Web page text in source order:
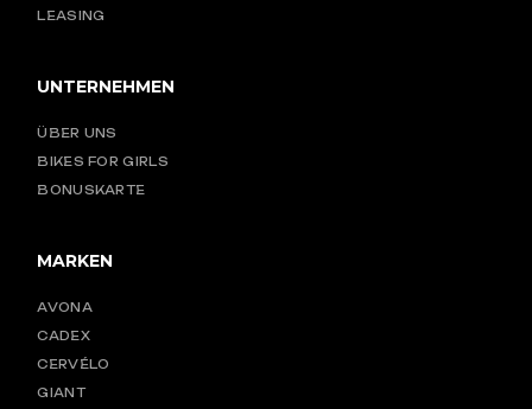
LEASING
UNTERNEHMEN
ÜBER UNS
BIKES FOR GIRLS
BONUSKARTE
MARKEN
AVONA
CADEX
CERVÉLO
GIANT